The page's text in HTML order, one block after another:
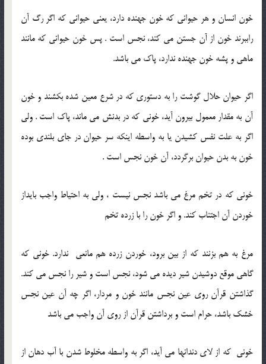
خون انسان و هر حیوانی که خون جهنده دارد، یعنی حیوانی که اگر رگ آن
راببرند خون از آن جستن می کند، نجس است . پس خون حیوانی که مانند
ماهی و پشه خون جهنده ندارد، پاک می باشد.
اگر حیوان حلال گوشت را به دستوری که در شرع معین شده بکشند و خون
آن به مقدار معمول بیرون آید، خونی که در بدنش می ماند، پاک است . ولی
اگر به علت نفس کشیدن یا به واسطه اینکه سر حیوان در جای بلندی بوده
خون به بدن حیوان برگردد، آن خون نجس است .
خونی که در تخم مرغ می باشد نجس نیست ، ولی به احتیاط واجب بایداز
خوردن آن اجتناب کند. و اگر خون را با زرده تخم
مرغ به هم بزنند که از بین برود، خوردن زرده هم مانعی ندارد. خونی که
گاهی موقع دوشیدن شیر دیده می شود، نجس است و شیر را نجس می کند.
گذاشتن قرآن روی عین نجس مانند خون و مردار، اگر چه آن عین نجس
خشک باشد، حرام است و برداشتن قرآن از روی آن واجب می باشد
خونی که از لای دندانها می آید، اگر به واسطه مخلوط شدن با آب دهان از